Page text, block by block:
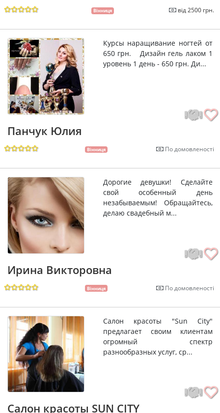
Вінниця від 2500 грн.
Курсы наращивание ногтей от
650 грн. Дизайн гель лаком 1
уровень 1 день - 650 грн. Ди...
Панчук Юлия
Вінниця По домовленості
Дорогие девушки! Сделайте
свой особенный день
незабываемым! Обращайтесь,
делаю свадебный м...
Ирина Викторовна
Вінниця По домовленості
Салон красоты "Sun City"
предлагает своим клиентам
огромный спектр
разнообразных услуг, ср...
Салон красоты SUN CITY